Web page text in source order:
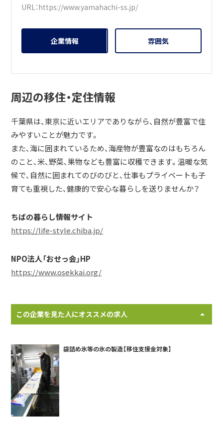
URL：https://www.yamahachi-ss.jp/
企業情報 雰囲気
周辺の移住・定住情報
千葉県は、東京に近いエリアでありながら、自然が豊富で住
みやすいことが魅力です。
また、海に囲まれているため、海産物が豊富なのはもちろん
のこと、米、野菜、果物なども豊富に収穫できます。温暖な気
候で、自然に囲まれてのびのびと、仕事もプライベートも子
育ても重視した、健康的で安心な暮らしを送りませんか？
ちばの暮らし情報サイト
https://life-style.chiba.jp/
NPO法人「おせっ会」HP
https://www.osekkai.org/
この企業を見た人にオススメの求人
袋詰め氷等の氷の製造【移住支援金対象】